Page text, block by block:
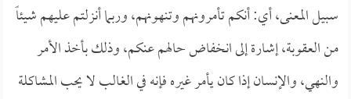
سبيل المعنى، أي: أنكم تأمرونهم وتنهونهم، وربما أنزلتم عليهم شيئاً
من العقوبة، إشارة إلى انخفاض حالهم عنكم، وذلك بأخذ الأمر
والنهي، والإنسان إذا كان يأمر غيره فإنه في الغالب لا يحب المشاكلة